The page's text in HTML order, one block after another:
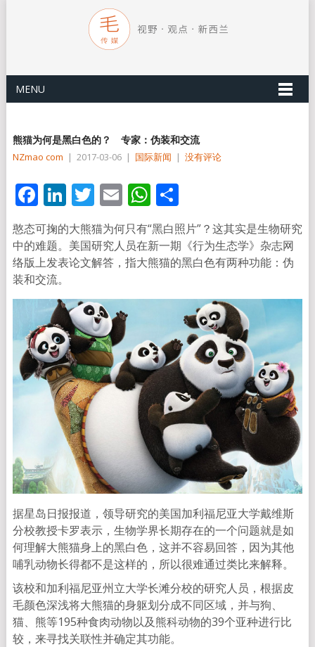
MENU
熊猫为何是黑白色的？ 专家：伪装和交流
NZmao com | 2017-03-06 | 国际新闻 | 没有评论
Facebook
LinkedIn
Twitter
EmailWhatsApp
分
享
憨态可掬的大熊猫为何只有“黑白照片”？这其实是生物研究
中的难题。美国研究人员在新一期《行为生态学》杂志网
络版上发表论文解答，指大熊猫的黑白色有两种功能：伪
装和交流。
据星岛日报报道，领导研究的美国加利福尼亚大学戴维斯
分校教授卡罗表示，生物学界长期存在的一个问题就是如
何理解大熊猫身上的黑白色，这并不容易回答，因为其他
哺乳动物长得都不是这样的，所以很难通过类比来解释。
该校和加利福尼亚州立大学长滩分校的研究人员，根据皮
毛颜色深浅将大熊猫的身躯划分成不同区域，并与狗、
猫、熊等195种食肉动物以及熊科动物的39个亚种进行比
较，来寻找关联性并确定其功能。